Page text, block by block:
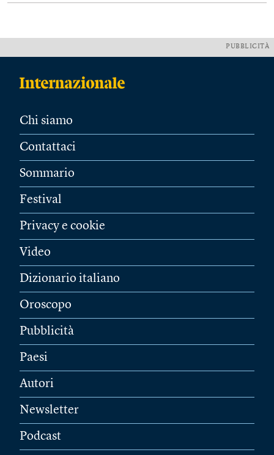
PUBBLICITÀ
Chi siamo
Contattaci
Sommario
Festival
Privacy e cookie
Video
Dizionario italiano
Oroscopo
Pubblicità
Paesi
Autori
Newsletter
Podcast